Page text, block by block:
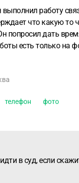
выполнил работу
что какую
попросил дать
есть только на
что именно я
телефон фото
в суд, если